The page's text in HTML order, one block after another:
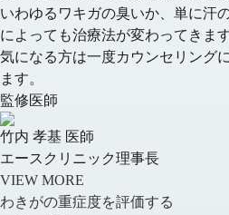
いわゆるワキガの臭いか、単に汗
によっても治療法が変わってきます
気になる方は一度カウンセリング
ます。
監修医師
竹内 孝基 医師
エースクリニック理事長
VIEW MORE
わきがの重症度を評価する